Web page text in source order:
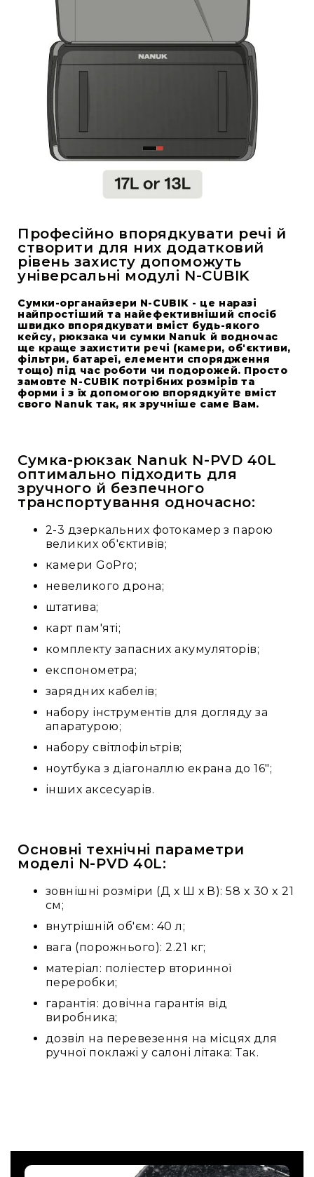
Професійно впорядкувати речі й
створити для них додатковий
рівень захисту допоможуть
універсальні модулі N-CUBIK
Сумки-органайзери N-CUBIK - це наразі
найпростіший та найефективніший спосіб
швидко впорядкувати вміст будь-якого
кейсу, рюкзака чи сумки Nanuk й водночас
ще краще захистити речі (камери, об'єктиви,
фільтри, батареї, елементи спорядження
тощо) під час роботи чи подорожей. Просто
замовте N-CUBIK потрібних розмірів та
форми і з їх допомогою впорядкуйте вміст
свого Nanuk так, як зручніше саме Вам.
Сумка-рюкзак Nanuk N-PVD 40L
оптимально підходить для
зручного й безпечного
транспортування одночасно:
2-3 дзеркальних фотокамер з парою
великих об'єктивів;
камери GoPro;
невеликого дрона;
штатива;
карт пам'яті;
комплекту запасних акумуляторів;
експонометра;
зарядних кабелів;
набору інструментів для догляду за
апаратурою;
набору світлофільтрів;
ноутбука з діагоналлю екрана до 16";
інших аксесуарів.
Основні технічні параметри
моделі N-PVD 40L:
зовнішні розміри (Д х Ш х В): 58 x 30 x 21
см;
внутрішній об'єм: 40 л;
вага (порожнього): 2.21 кг;
матеріал: поліестер вторинної
переробки;
гарантія: довічна гарантія від
виробника;
дозвіл на перевезення на місцях для
ручної поклажі у салоні літака: Так.